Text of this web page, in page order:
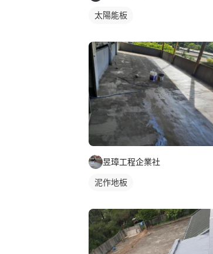
太陽能板
昱璋工程企業社
泥作地板